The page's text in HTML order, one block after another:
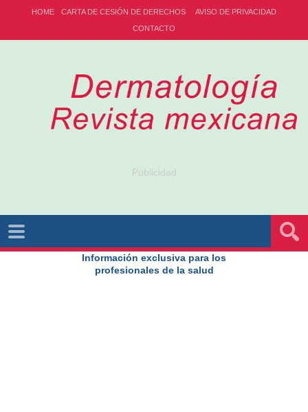
HOME CARTA DE CESIÓN DE DERECHOS
AVISO DE PRIVACIDAD
CONTACTO
Publicidad
Información exclusiva para los
profesionales de la salud